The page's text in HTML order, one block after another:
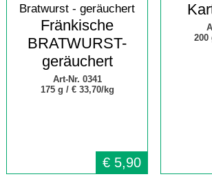
Fränkische
BRATWURST-
geräuchert
Art-Nr. 0341
175 g / € 33,70/kg
€ 5,90